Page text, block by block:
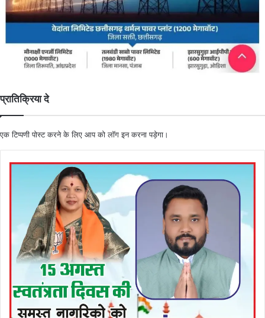
प्रातिक्रिया दे
एक टिप्पणी पोस्ट करने के लिए आप कोलॉग इनकरना पड़ेगा।